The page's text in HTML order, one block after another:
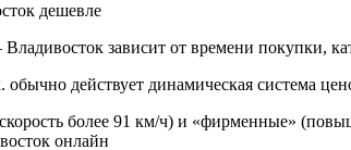
дешевле
зависит от времени покупки,
обычно действует динамическая система
более 91 км/ч) и «фирменные»
онлайн